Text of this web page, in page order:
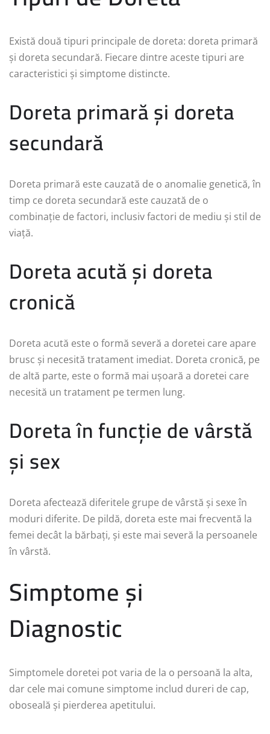
Există două tipuri principale de doreta: doreta primară
și doreta secundară. Fiecare dintre aceste tipuri are
caracteristici și simptome distincte.
Doreta primară și doreta
secundară
Doreta primară este cauzată de o anomalie genetică, în
timp ce doreta secundară este cauzată de o
combinație de factori, inclusiv factori de mediu și stil de
viață.
Doreta acută și doreta
cronică
Doreta acută este o formă severă a doretei care apare
brusc și necesită tratament imediat. Doreta cronică, pe
de altă parte, este o formă mai ușoară a doretei care
necesită un tratament pe termen lung.
Doreta în funcție de vârstă
și sex
Doreta afectează diferitele grupe de vârstă și sexe în
moduri diferite. De pildă, doreta este mai frecventă la
femei decât la bărbați, și este mai severă la persoanele
în vârstă.
Simptome și
Diagnostic
Simptomele doretei pot varia de la o persoană la alta,
dar cele mai comune simptome includ dureri de cap,
oboseală și pierderea apetitului.